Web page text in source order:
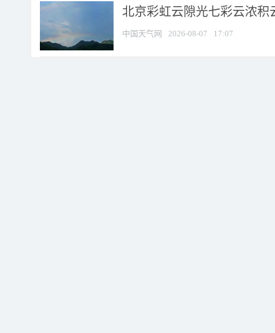
北京彩虹云隙光七彩云浓积
中国天气网 2026-08-07 17:07